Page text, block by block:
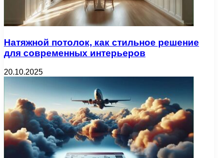
Натяжной потолок, как стильное решение
для современных интерьеров
20.10.2025